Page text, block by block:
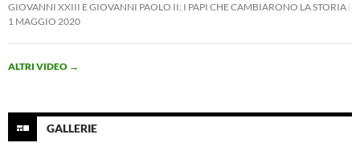
GIOVANNI XXIII E GIOVANNI PAOLO II: I PAPI CHE CAMBIARONO LA STORIA
1 MAGGIO 2020
ALTRI VIDEO →
GALLERIE